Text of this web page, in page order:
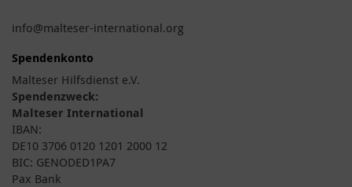
info@malteser-international.org
Spendenkonto
Malteser Hilfsdienst e.V.
Spendenzweck:
Malteser International
IBAN:
DE10 3706 0120 1201 2000 12
BIC: GENODED1PA7
Pax Bank